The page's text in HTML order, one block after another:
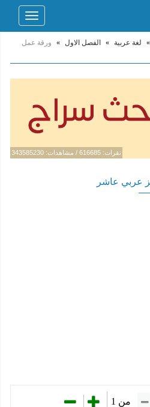
Toggle
» لغة عربية » الفصل الاول »
ورقة عمل
نقرات: 616685 / مشاهدات: 343585230
عربي عاشر